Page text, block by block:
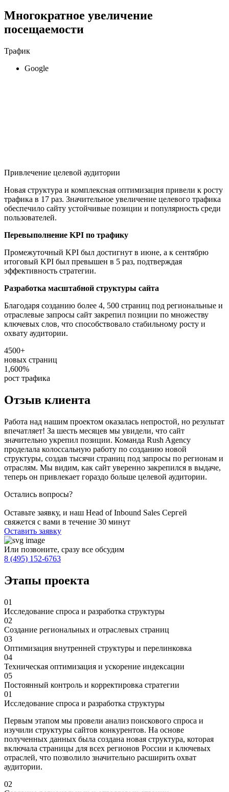
Многократное увеличение
посещаемости
Трафик
Google
Привлечение целевой аудитории
Новая структура и комплексная оптимизация привели к росту
трафика в 17 раз. Значительное увеличение целевого трафика
обеспечило сайту устойчивые позиции и популярность среди
пользователей.
Перевыполнение KPI по трафику
Промежуточный KPI был достигнут в июне, а к сентябрю
итоговый KPI был превышен в 5 раз, подтверждая
эффективность стратегии.
Разработка масштабной структуры сайта
Благодаря созданию более 4, 500 страниц под региональные и
отраслевые запросы сайт закрепил позиции по множеству
ключевых слов, что способствовало стабильному росту и
охвату аудитории.
4500+
новых страниц
1,600%
рост трафика
Отзыв клиента
Работа над нашим проектом оказалась непростой, но результат
впечатляет! За шесть месяцев мы увидели, что сайт
значительно укрепил позиции. Команда Rush Agency
проделала колоссальную работу по созданию новой
структуры, создав тысячи страниц под запросы по регионам и
отраслям. Мы видим, как сайт уверенно закрепился в выдаче,
теперь он привлекает гораздо больше целевой аудитории.
Остались вопросы?
Оставьте заявку, и наш Head of Inbound Sales Сергей
свяжется с вами в течение 30 минут
Оставить заявку
Или позвоните, сразу все обсудим
8 (495) 152-6763
Этапы проекта
01
Исследование спроса и разработка структуры
02
Создание региональных и отраслевых страниц
03
Оптимизация внутренней структуры и перелинковка
04
Техническая оптимизация и ускорение индексации
05
Постоянный контроль и корректировка стратегии
01
Исследование спроса и разработка структуры
Первым этапом мы провели анализ поискового спроса и
изучили структуры сайтов конкурентов. На основе
полученных данных была создана новая структура, которая
включала страницы для всех регионов России и ключевых
отраслей, что позволило значительно расширить охват
аудитории.
02